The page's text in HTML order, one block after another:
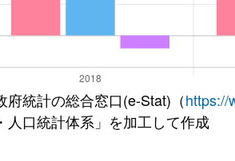
府統計の総合窓口(e-Stat)（https://
人口統計体系」を加工して作成